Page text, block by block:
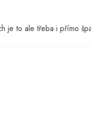
je to ale třeba i přímo